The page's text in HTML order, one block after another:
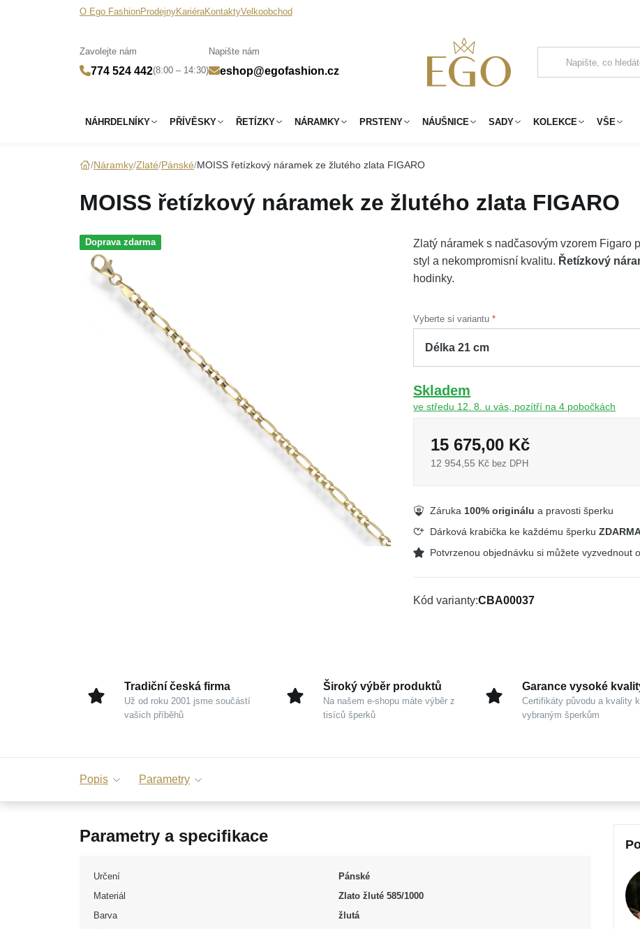
O Ego FashionProdejnyKariéraKontaktyVelkoobchod
Zavolejte nám
774 524 442(8:00 – 14:30)
Napište nám
eshop@egofashion.cz
NÁHRDELNÍKY PŘÍVĚSKY ŘETÍZKY NÁRAMKY PRSTENY NÁUŠNICE SADY KOLEKCE VŠE
Náramky Zlaté Pánské MOISS řetízkový náramek ze žlutého zlata FIGARO
MOISS řetízkový náramek ze žlutého zlata FIGARO
Doprava zdarma
Zlatý náramek s nadčasovým vzorem Figaro
styl a nekompromisní kvalitu. Řetízkový
hodinky.
Vyberte si variantu
Skladem
ve středu 12. 8. u vás, pozítří na 4 pobočkách
15 675,00 Kč
12 954,55 Kč bez DPH
Záruka 100% originálu a pravosti šperku
Dárková krabička ke každému šperku
Potvrzenou objednávku si můžete vyzvednout
Kód varianty CBA00037
Tradiční česká firma
Už od roku 2001 jsme součástí
vašich příběhů
Široký výběr produktů
Na našem e-shopu máte výběr z
tisíců šperků
Garance vysoké
Certifikáty původu a kvality k
vybraným šperkům
Popis Parametry
Parametry a specifikace
Určení
Pánské
Materiál
Zlato žluté 585/1000
Barva
žlutá